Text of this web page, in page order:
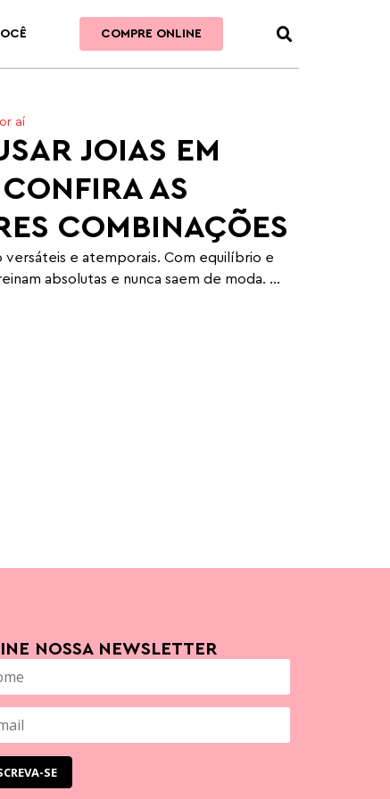
COMPRE ONLINE
aí
JOIAS EM
AS
COMBINAÇÕES
versáteis e atemporais. Com equilíbrio e
absolutas e nunca saem de moda. ...
NOSSA NEWSLETTER